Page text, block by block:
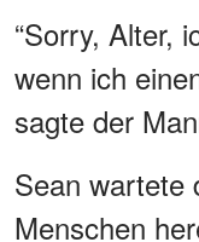
“Sorry, Alter,
wenn ich
sagte der
Sean wartete
Menschen